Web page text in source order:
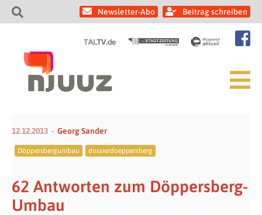
Newsletter-Abo Beitrag schreiben
12.12.2013 Georg Sander
Döppersbergumbau dossierdoeppersberg
62 Antworten zum Döppersberg-
Umbau